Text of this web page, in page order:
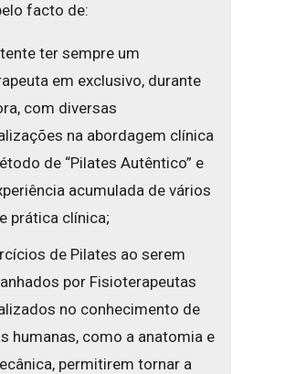
facto de:
ter sempre um
em exclusivo, durante
com diversas
na abordagem clínica
de “Pilates Autêntico” e
acumulada de vários
prática clínica;
de Pilates ao serem
por Fisioterapeutas
no conhecimento de
humanas, como a anatomia e
permitirem tornar a